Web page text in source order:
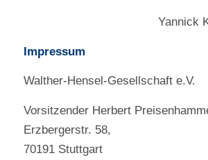
Yannick
Impressum
Walther-Hensel-Gesellschaft e.V.
Vorsitzender Herbert
Erzbergerstr. 58,
70191 Stuttgart